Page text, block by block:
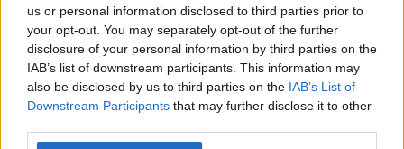
us or personal information disclosed to third parties prior to
your opt-out. You may separately opt-out of the further
disclosure of your personal information by third parties on the
IAB’s list of downstream participants. This information may
also be disclosed by us to third parties on the IAB’s List of
Downstream Participants that may further disclose it to other
SOCIAL
DNSC avertizează asupra riscurilor rețelelor